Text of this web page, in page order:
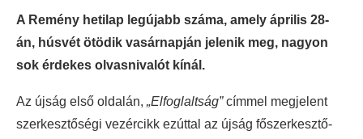
A Remény hetilap legújabb száma, amely április 28-
án, húsvét ötödik vasárnapján jelenik meg, nagyon
sok érdekes olvasnivalót kínál.
Az újság első oldalán, „Elfoglaltság”címmel megjelent
szerkesztőségi vezércikk ezúttal az újság főszerkesztő-